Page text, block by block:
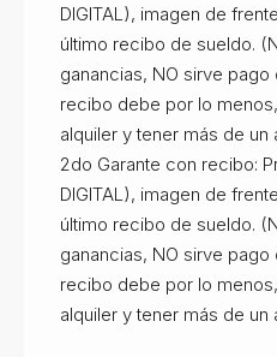
DIGITAL), imagen de
último recibo de sueldo.
ganancias, NO sirve pago
recibo debe por lo
alquiler y tener más de un
2do Garante con recibo:
DIGITAL), imagen de
último recibo de sueldo.
ganancias, NO sirve pago
recibo debe por lo
alquiler y tener más de un